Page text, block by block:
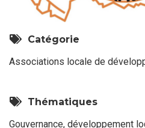
Catégorie
Associations locale de
Thématiques
Gouvernance, développement